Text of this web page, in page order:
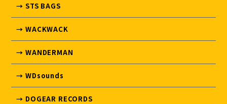
→ STS BAGS
→ WACKWACK
→ WANDERMAN
→ WDsounds
→ DOGEAR RECORDS